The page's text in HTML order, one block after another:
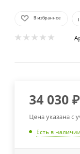
В избранное
34 030 ₽
Цена указана с
Есть в наличии